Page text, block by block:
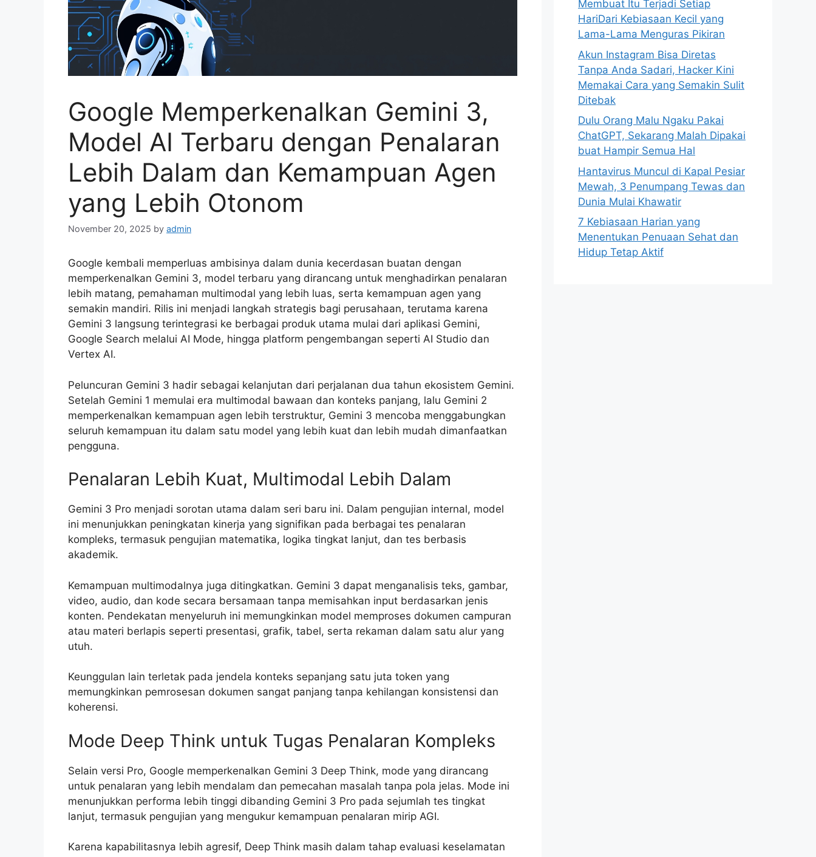
Google Memperkenalkan Gemini 3,
Model AI Terbaru dengan Penalaran
Lebih Dalam dan Kemampuan Agen
yang Lebih Otonom
November 20, 2025 by admin
Google kembali memperluas ambisinya dalam dunia kecerdasan buatan dengan
memperkenalkan Gemini 3, model terbaru yang dirancang untuk menghadirkan penalaran
lebih matang, pemahaman multimodal yang lebih luas, serta kemampuan agen yang
semakin mandiri. Rilis ini menjadi langkah strategis bagi perusahaan, terutama karena
Gemini 3 langsung terintegrasi ke berbagai produk utama mulai dari aplikasi Gemini,
Google Search melalui AI Mode, hingga platform pengembangan seperti AI Studio dan
Vertex AI.
Peluncuran Gemini 3 hadir sebagai kelanjutan dari perjalanan dua tahun ekosistem Gemini.
Setelah Gemini 1 memulai era multimodal bawaan dan konteks panjang, lalu Gemini 2
memperkenalkan kemampuan agen lebih terstruktur, Gemini 3 mencoba menggabungkan
seluruh kemampuan itu dalam satu model yang lebih kuat dan lebih mudah dimanfaatkan
pengguna.
Penalaran Lebih Kuat, Multimodal Lebih Dalam
Gemini 3 Pro menjadi sorotan utama dalam seri baru ini. Dalam pengujian internal, model
ini menunjukkan peningkatan kinerja yang signifikan pada berbagai tes penalaran
kompleks, termasuk pengujian matematika, logika tingkat lanjut, dan tes berbasis
akademik.
Kemampuan multimodalnya juga ditingkatkan. Gemini 3 dapat menganalisis teks, gambar,
video, audio, dan kode secara bersamaan tanpa memisahkan input berdasarkan jenis
konten. Pendekatan menyeluruh ini memungkinkan model memproses dokumen campuran
atau materi berlapis seperti presentasi, grafik, tabel, serta rekaman dalam satu alur yang
utuh.
Keunggulan lain terletak pada jendela konteks sepanjang satu juta token yang
memungkinkan pemrosesan dokumen sangat panjang tanpa kehilangan konsistensi dan
koherensi.
Mode Deep Think untuk Tugas Penalaran Kompleks
Selain versi Pro, Google memperkenalkan Gemini 3 Deep Think, mode yang dirancang
untuk penalaran yang lebih mendalam dan pemecahan masalah tanpa pola jelas. Mode ini
menunjukkan performa lebih tinggi dibanding Gemini 3 Pro pada sejumlah tes tingkat
lanjut, termasuk pengujian yang mengukur kemampuan penalaran mirip AGI.
Karena kapabilitasnya lebih agresif, Deep Think masih dalam tahap evaluasi keselamatan
Membuat Itu Terjadi Setiap
HariDari Kebiasaan Kecil yang
Lama-Lama Menguras Pikiran
Akun Instagram Bisa Diretas
Tanpa Anda Sadari, Hacker Kini
Memakai Cara yang Semakin Sulit
Ditebak
Dulu Orang Malu Ngaku Pakai
ChatGPT, Sekarang Malah Dipakai
buat Hampir Semua Hal
Hantavirus Muncul di Kapal Pesiar
Mewah, 3 Penumpang Tewas dan
Dunia Mulai Khawatir
7 Kebiasaan Harian yang
Menentukan Penuaan Sehat dan
Hidup Tetap Aktif